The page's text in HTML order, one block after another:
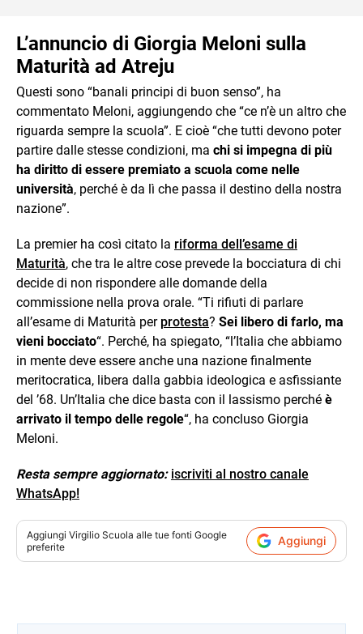
L’annuncio di Giorgia Meloni sulla
Maturità ad Atreju
Questi sono “banali principi di buon senso”, ha
commentato Meloni, aggiungendo che “ce n’è un altro che
riguarda sempre la scuola”. E cioè “che tutti devono poter
partire dalle stesse condizioni, ma chi si impegna di più
ha diritto di essere premiato a scuola come nelle
università, perché è da lì che passa il destino della nostra
nazione”.
La premier ha così citato la riforma dell’esame di
Maturità, che tra le altre cose prevede la bocciatura di chi
decide di non rispondere alle domande della
commissione nella prova orale. “Ti rifiuti di parlare
all’esame di Maturità per protesta? Sei libero di farlo, ma
vieni bocciato“. Perché, ha spiegato, “l’Italia che abbiamo
in mente deve essere anche una nazione finalmente
meritocratica, libera dalla gabbia ideologica e asfissiante
del ’68. Un’Italia che dice basta con il lassismo perché è
arrivato il tempo delle regole“, ha concluso Giorgia
Meloni.
Resta sempre aggiornato: iscriviti al nostro canale
WhatsApp!
Aggiungi Virgilio Scuola alle tue fonti Google
preferite
Aggiungi